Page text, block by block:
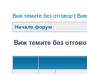
Виж темите без отговор | Виж
Начало форум
Виж темите без